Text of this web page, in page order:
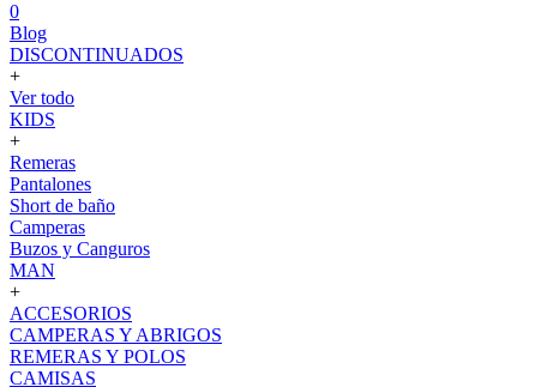
0
Blog
DISCONTINUADOS
+
Ver todo
KIDS
+
Remeras
Pantalones
Short de baño
Camperas
Buzos y Canguros
MAN
+
ACCESORIOS
CAMPERAS Y ABRIGOS
REMERAS Y POLOS
CAMISAS